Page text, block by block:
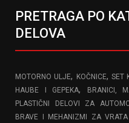
PRETRAGA PO
DELOVA
MOTORNO ULJE, KOČNICE, SET
HAUBE I GEPEKA,
BRANICI,
PLASTIČNI DELOVI ZA
BRAVE I MEHANIZMI ZA